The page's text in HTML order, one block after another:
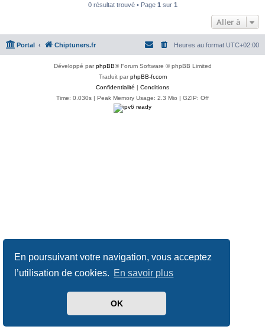
En poursuivant votre navigation, vous acceptez
l’utilisation de cookies. En savoir plus
OK
0 résultat trouvé • Page 1 sur 1
Aller à
Portal Chiptuners.fr Heures au format UTC+02:00
Développé parphpBB® Forum Software © phpBB Limited
Traduit parphpBB-fr.com
Confidentialité | Conditions
Time: 0.030s | Peak Memory Usage: 2.3 Mio | GZIP: Off